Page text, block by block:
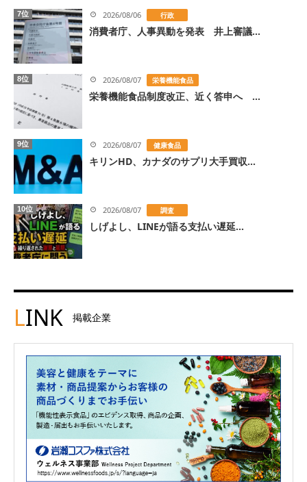
7位 2026/08/06 行政
消費者庁、人事異動を発表 井上審議...
8位 2026/08/07 栄養機能食品
栄養機能食品制度改正、近く答申へ ...
9位 2026/08/07 健康食品
キリンHD、カナダのサプリ大手買収...
10位 2026/08/07 調査
しげよし、LINEが語る支払い遅延...
LINK 掲載企業